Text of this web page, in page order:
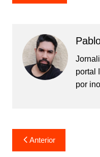
portal
por
Navegação
de
Anterior